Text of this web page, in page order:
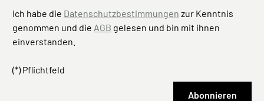
Ich habe die Datenschutzbestimmungen zur Kenntnis
genommen und die AGB gelesen und bin mit ihnen
einverstanden.
(*) Pflichtfeld
Abonnieren